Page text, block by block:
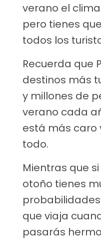
verano el
pero tienes
todos los
Recuerda que
destinos más
y millones de
verano cada
está más caro
todo.
Mientras que
otoño tienes
que viaja
pasarás